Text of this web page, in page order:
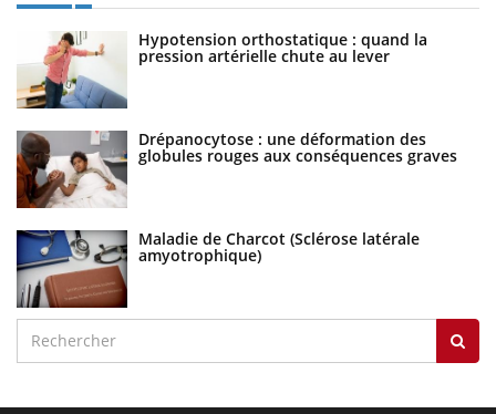
Hypotension orthostatique : quand la
pression artérielle chute au lever
Drépanocytose : une déformation des
globules rouges aux conséquences graves
Maladie de Charcot (Sclérose latérale
amyotrophique)